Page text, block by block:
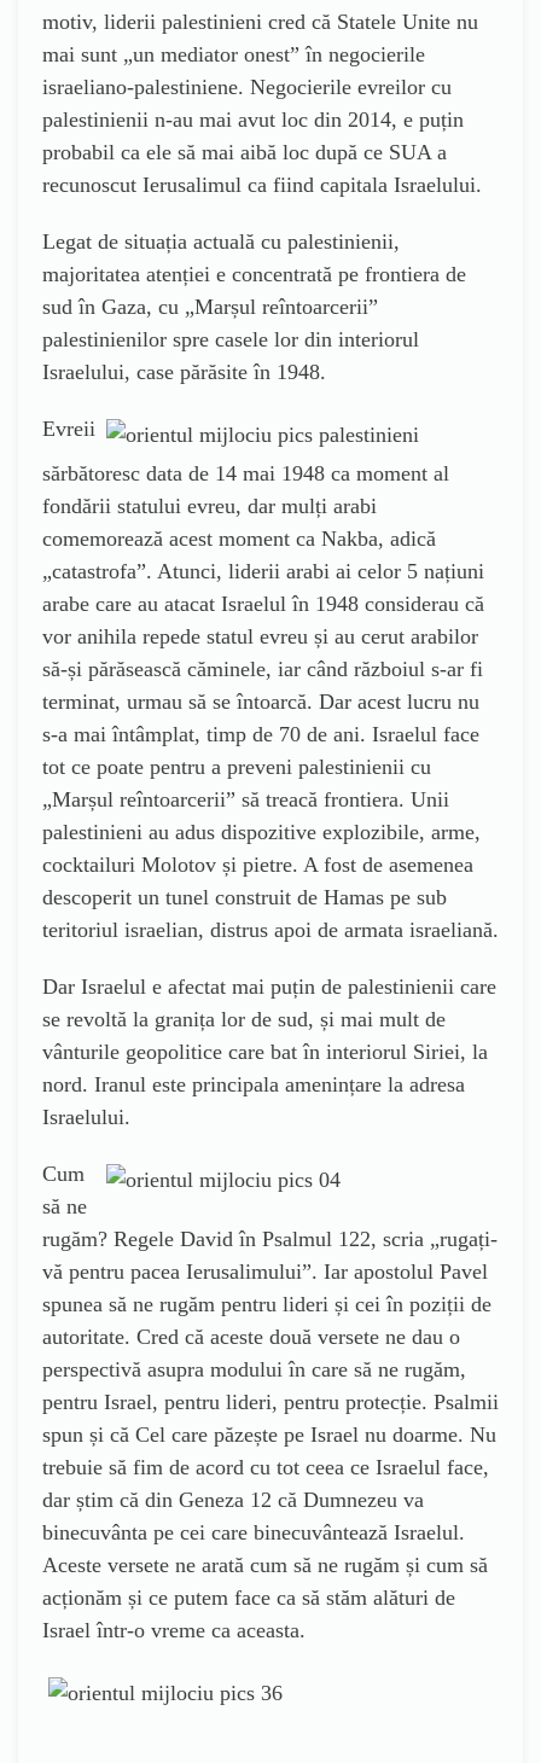
motiv, liderii palestinieni cred că Statele Unite nu
mai sunt „un mediator onest” în negocierile
israeliano-palestiniene. Negocierile evreilor cu
palestinienii n-au mai avut loc din 2014, e puțin
probabil ca ele să mai aibă loc după ce SUA a
recunoscut Ierusalimul ca fiind capitala Israelului.
Legat de situația actuală cu palestinienii,
majoritatea atenției e concentrată pe frontiera de
sud în Gaza, cu „Marșul reîntoarcerii”
palestinienilor spre casele lor din interiorul
Israelului, case părăsite în 1948.
Evreii
sărbătoresc data de 14 mai 1948 ca moment al
fondării statului evreu, dar mulți arabi
comemorează acest moment ca Nakba, adică
„catastrofa”. Atunci, liderii arabi ai celor 5 națiuni
arabe care au atacat Israelul în 1948 considerau că
vor anihila repede statul evreu și au cerut arabilor
să-și părăsească căminele, iar când războiul s-ar fi
terminat, urmau să se întoarcă. Dar acest lucru nu
s-a mai întâmplat, timp de 70 de ani. Israelul face
tot ce poate pentru a preveni palestinienii cu
„Marșul reîntoarcerii” să treacă frontiera. Unii
palestinieni au adus dispozitive explozibile, arme,
cocktailuri Molotov și pietre. A fost de asemenea
descoperit un tunel construit de Hamas pe sub
teritoriul israelian, distrus apoi de armata israeliană.
Dar Israelul e afectat mai puțin de palestinienii care
se revoltă la granița lor de sud, și mai mult de
vânturile geopolitice care bat în interiorul Siriei, la
nord. Iranul este principala amenințare la adresa
Israelului.
Cum
să ne
rugăm? Regele David în Psalmul 122, scria „rugați-
vă pentru pacea Ierusalimului”. Iar apostolul Pavel
spunea să ne rugăm pentru lideri și cei în poziții de
autoritate. Cred că aceste două versete ne dau o
perspectivă asupra modului în care să ne rugăm,
pentru Israel, pentru lideri, pentru protecție. Psalmii
spun și că Cel care păzește pe Israel nu doarme. Nu
trebuie să fim de acord cu tot ceea ce Israelul face,
dar știm că din Geneza 12 că Dumnezeu va
binecuvânta pe cei care binecuvântează Israelul.
Aceste versete ne arată cum să ne rugăm și cum să
acționăm și ce putem face ca să stăm alături de
Israel într-o vreme ca aceasta.